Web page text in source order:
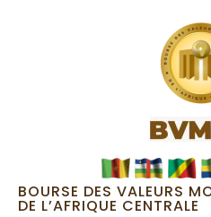
BOURSE DES VALEURS
DE L’AFRIQUE CENTRALE